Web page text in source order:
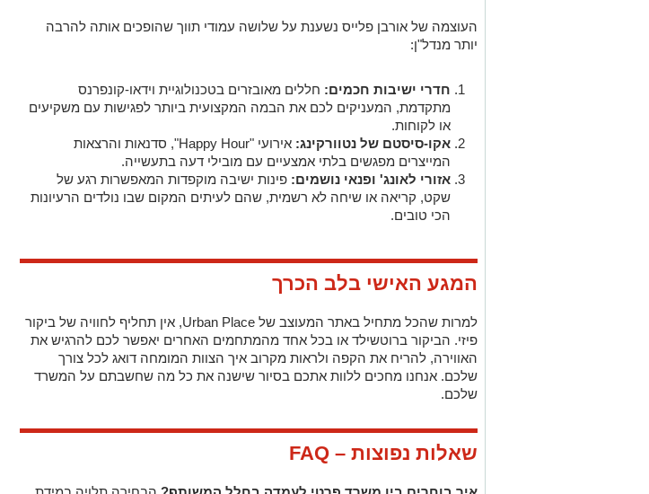
העוצמה של אורבן פלייס נשענת על שלושה עמודי תווך שהופכים אותה להרבה
יותר מנדל"ן:
חדרי ישיבות חכמים: חללים מאובזרים בטכנולוגיית וידאו-קונפרנס
מתקדמת, המעניקים לכם את הבמה המקצועית ביותר לפגישות עם משקיעים
או לקוחות.
אקו-סיסטם של נטוורקינג: אירועי "Happy Hour", סדנאות והרצאות
המייצרים מפגשים בלתי אמצעיים עם מובילי דעה בתעשייה.
אזורי לאונג' ופנאי נושמים: פינות ישיבה מוקפדות המאפשרות רגע של
שקט, קריאה או שיחה לא רשמית, שהם לעיתים המקום שבו נולדים הרעיונות
הכי טובים.
המגע האישי בלב הכרך
למרות שהכל מתחיל באתר המעוצב של Urban Place, אין תחליף לחוויה של ביקור
פיזי. הביקור ברוטשילד או בכל אחד מהמתחמים האחרים יאפשר לכם להרגיש את
האווירה, להריח את הקפה ולראות מקרוב איך הצוות המומחה דואג לכל צורך
שלכם. אנחנו מחכים ללוות אתכם בסיור שישנה את כל מה שחשבתם על המשרד
שלכם.
שאלות נפוצות – FAQ